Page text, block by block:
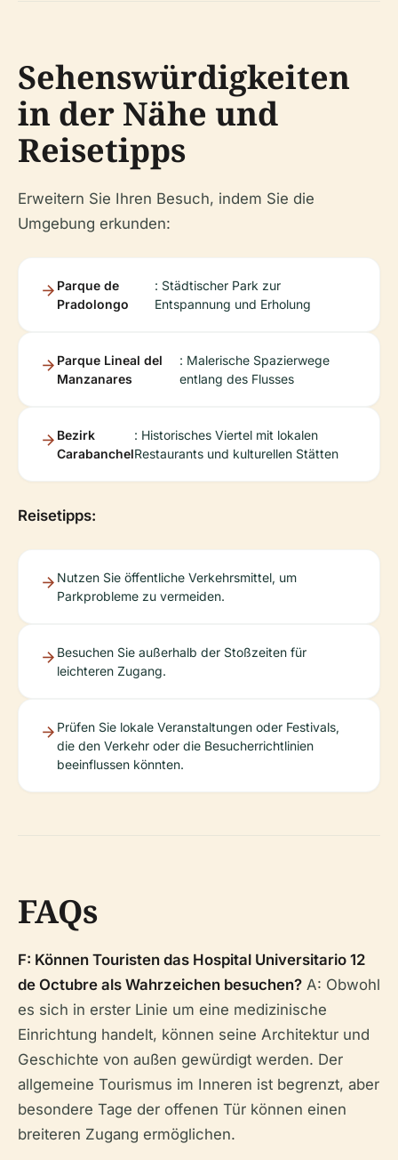
Sehenswürdigkeiten
in der Nähe und
Reisetipps
Erweitern Sie Ihren Besuch, indem Sie die
Umgebung erkunden:
Parque de
Pradolongo
: Städtischer Park zur
Entspannung und Erholung
Parque Lineal del
Manzanares
: Malerische Spazierwege
entlang des Flusses
Bezirk
Carabanchel
: Historisches Viertel mit lokalen
Restaurants und kulturellen Stätten
Reisetipps:
Nutzen Sie öffentliche Verkehrsmittel, um
Parkprobleme zu vermeiden.
Besuchen Sie außerhalb der Stoßzeiten für
leichteren Zugang.
Prüfen Sie lokale Veranstaltungen oder Festivals,
die den Verkehr oder die Besucherrichtlinien
beeinflussen könnten.
FAQs
F: Können Touristen das Hospital Universitario 12
de Octubre als Wahrzeichen besuchen? A: Obwohl
es sich in erster Linie um eine medizinische
Einrichtung handelt, können seine Architektur und
Geschichte von außen gewürdigt werden. Der
allgemeine Tourismus im Inneren ist begrenzt, aber
besondere Tage der offenen Tür können einen
breiteren Zugang ermöglichen.